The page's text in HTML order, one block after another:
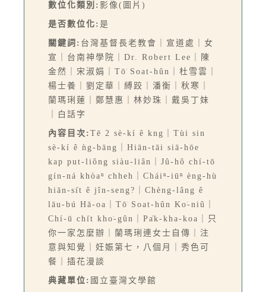
數位化類別: 影像(圖片)
是否數位化: 是
關鍵詞: 台灣基督長老教會｜宣道處｜女
宣｜台南神學院｜Dr. Robert Lee｜陳
金然｜宋淑娟｜Tō͘ Soat-hûn｜杜雪雲｜
楊士養｜劉定華｜縛跤｜潘衡｜秋寒｜
蘭瑪琍蓮｜鄭慧惠｜林妙珠｜戴吳丁妹
｜白話字
內容目次: Tē 2 sè-kí ê kng｜Tùi sin
sè-kí ê ǹg-bāng｜Hiān-tāi siā-hōe
kap put-liông siàu-liân｜Jû-hô chí-tō
gín-ná khòaⁿ chheh｜Cháiⁿ-iūⁿ èng-hù
hiān-si̍t ê jîn-seng?｜Chèng-lâng ê
lāu-bú Hā-oa｜Tō͘ Soat-hûn Ko͘-niû｜
Chí-ū chi̍t kho͘-gûn｜Pa̍k-kha-koa｜只
你一家怎麼辦｜蘭瑪琍連女士自傳｜注
意與知覺｜妊娠第七，八個月｜秀色可
餐｜插花漫談
典藏單位: 國立臺灣文學館